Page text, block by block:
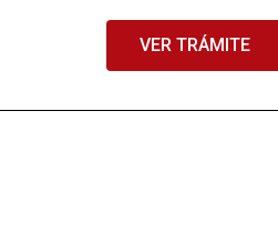
VER TRÁMITE